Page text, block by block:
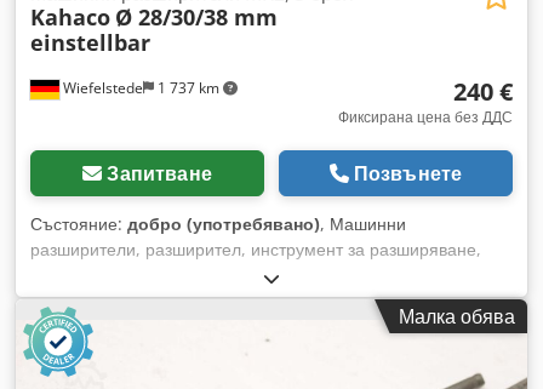
Wiefelstede 1 737 km
Kahaco Ø 28/30/38 mm
einstellbar
240 €
Фиксирана цена без ДДС
Запитване Позвънете
Състояние: добро (употребявано), Машинни
разширители, разширител, инструмент за разширяване,
комплект за измерване на проходни отвори -Машинен
разширител: регулируем, 3 броя Dodpfx Ahjyz Inlj Isck
-Диаметър: Ø 28/30/38 мм -Опашка: MK2 -Отдаване/Цена:
комплект -Транспортни размери: 340/100/H40 мм -Тегло:
2,7 кг
Малка обява